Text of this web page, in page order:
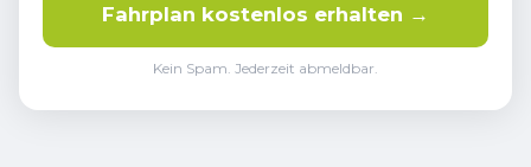
Fahrplan kostenlos erhalten →
Kein Spam. Jederzeit abmeldbar.